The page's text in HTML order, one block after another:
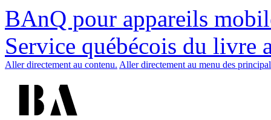
BAnQ pour appareils
Service québécois du livre
Aller directement au contenu. Aller directement au menu des